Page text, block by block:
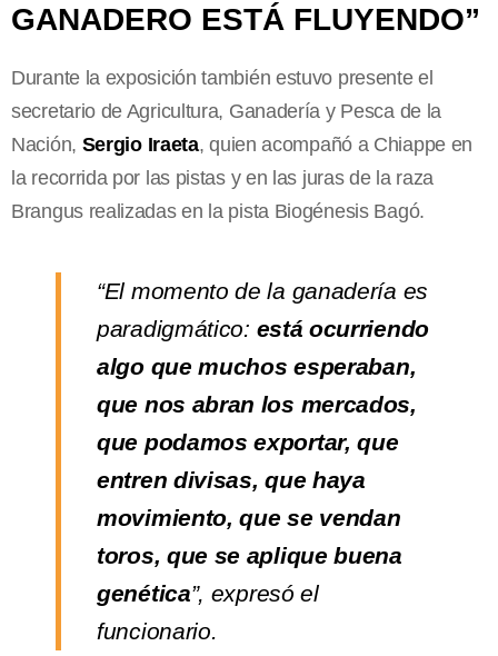
GANADERO ESTÁ FLUYENDO”
Durante la exposición también estuvo presente el
secretario de Agricultura, Ganadería y Pesca de la
Nación, Sergio Iraeta, quien acompañó a Chiappe en
la recorrida por las pistas y en las juras de la raza
Brangus realizadas en la pista Biogénesis Bagó.
“El momento de la ganadería es
paradigmático: está ocurriendo
algo que muchos esperaban,
que nos abran los mercados,
que podamos exportar, que
entren divisas, que haya
movimiento, que se vendan
toros, que se aplique buena
genética”, expresó el
funcionario.